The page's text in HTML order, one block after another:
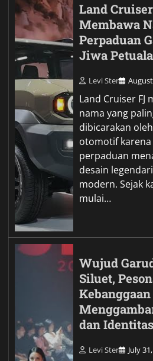
Land
Membawa
Perpaduan
Jiwa
Levi Ster
Land Cruiser FJ
nama yang
dibicarakan
otomotif
perpaduan
desain
modern. Sejak
mulai…
Wujud
Siluet,
dan
Levi Ster July